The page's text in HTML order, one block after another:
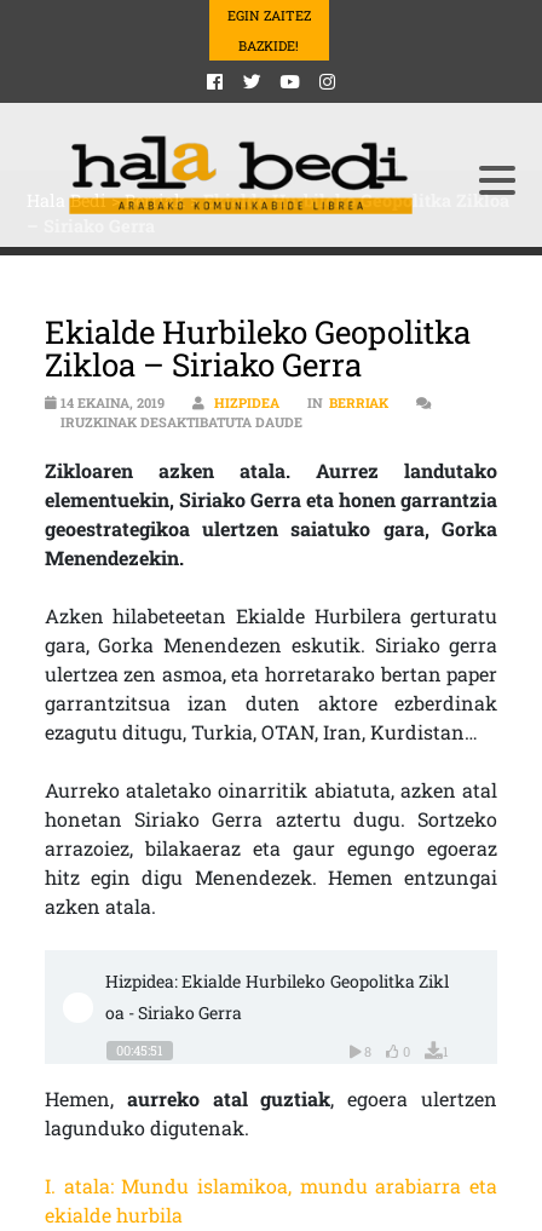
EGIN ZAITEZ
BAZKIDE!
Hala Bedi>Berriak>Ekialde Hurbileko Geopolitka Zikloa
Ekialde Hurbileko Geopolitka
Zikloa – Siriako Gerra
14 EKAINA, 2019 HIZPIDEA IN BERRIAK
IRUZKINAK DESAKTIBATUTA DAUDEEKIALDE HURBILEKO GEOPOLITKA
Zikloaren azken atala. Aurrez landutako
elementuekin, Siriako Gerra eta honen garrantzia
geoestrategikoa ulertzen saiatuko gara, Gorka
Menendezekin.
Azken hilabeteetan Ekialde Hurbilera gerturatu
gara, Gorka Menendezen eskutik. Siriako gerra
ulertzea zen asmoa, eta horretarako bertan paper
garrantzitsua izan duten aktore ezberdinak
ezagutu ditugu, Turkia, OTAN, Iran, Kurdistan…
Aurreko ataletako oinarritik abiatuta, azken atal
honetan Siriako Gerra aztertu dugu. Sortzeko
arrazoiez, bilakaeraz eta gaur egungo egoeraz
hitz egin digu Menendezek. Hemen entzungai
azken atala.
Hizpidea: Ekialde Hurbileko Geopolitka Zikl
oa - Siriako Gerra
00:45:51 8 0 1
Hemen, aurreko atal guztiak, egoera ulertzen
lagunduko digutenak.
I. atala: Mundu islamikoa, mundu arabiarra eta
ekialde hurbila